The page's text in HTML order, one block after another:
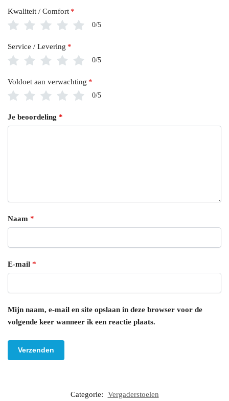
Kwaliteit / Comfort *
0/5
Service / Levering *
0/5
Voldoet aan verwachting *
0/5
Je beoordeling *
Naam *
E-mail *
Mijn naam, e-mail en site opslaan in deze browser voor de
volgende keer wanneer ik een reactie plaats.
Categorie: Vergaderstoelen